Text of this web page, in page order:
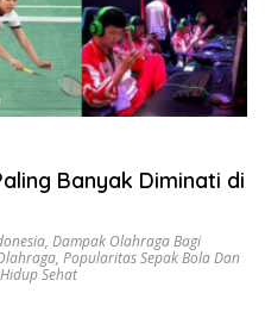
Banyak Diminati di
, Dampak Olahraga Bagi
, Popularitas Sepak Bola Dan
Sehat